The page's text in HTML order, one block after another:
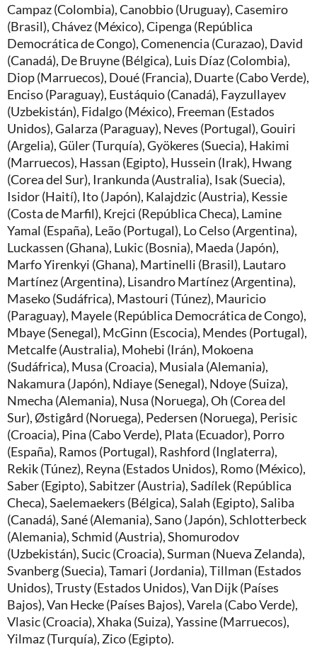
Campaz (Colombia), Canobbio (Uruguay), Casemiro
(Brasil), Chávez (México), Cipenga (República
Democrática de Congo), Comenencia (Curazao), David
(Canadá), De Bruyne (Bélgica), Luis Díaz (Colombia),
Diop (Marruecos), Doué (Francia), Duarte (Cabo Verde),
Enciso (Paraguay), Eustáquio (Canadá), Fayzullayev
(Uzbekistán), Fidalgo (México), Freeman (Estados
Unidos), Galarza (Paraguay), Neves (Portugal), Gouiri
(Argelia), Güler (Turquía), Gyökeres (Suecia), Hakimi
(Marruecos), Hassan (Egipto), Hussein (Irak), Hwang
(Corea del Sur), Irankunda (Australia), Isak (Suecia),
Isidor (Haití), Ito (Japón), Kalajdzic (Austria), Kessie
(Costa de Marfil), Krejci (República Checa), Lamine
Yamal (España), Leão (Portugal), Lo Celso (Argentina),
Luckassen (Ghana), Lukic (Bosnia), Maeda (Japón),
Marfo Yirenkyi (Ghana), Martinelli (Brasil), Lautaro
Martínez (Argentina), Lisandro Martínez (Argentina),
Maseko (Sudáfrica), Mastouri (Túnez), Mauricio
(Paraguay), Mayele (República Democrática de Congo),
Mbaye (Senegal), McGinn (Escocia), Mendes (Portugal),
Metcalfe (Australia), Mohebi (Irán), Mokoena
(Sudáfrica), Musa (Croacia), Musiala (Alemania),
Nakamura (Japón), Ndiaye (Senegal), Ndoye (Suiza),
Nmecha (Alemania), Nusa (Noruega), Oh (Corea del
Sur), Østigård (Noruega), Pedersen (Noruega), Perisic
(Croacia), Pina (Cabo Verde), Plata (Ecuador), Porro
(España), Ramos (Portugal), Rashford (Inglaterra),
Rekik (Túnez), Reyna (Estados Unidos), Romo (México),
Saber (Egipto), Sabitzer (Austria), Sadílek (República
Checa), Saelemaekers (Bélgica), Salah (Egipto), Saliba
(Canadá), Sané (Alemania), Sano (Japón), Schlotterbeck
(Alemania), Schmid (Austria), Shomurodov
(Uzbekistán), Sucic (Croacia), Surman (Nueva Zelanda),
Svanberg (Suecia), Tamari (Jordania), Tillman (Estados
Unidos), Trusty (Estados Unidos), Van Dijk (Países
Bajos), Van Hecke (Países Bajos), Varela (Cabo Verde),
Vlasic (Croacia), Xhaka (Suiza), Yassine (Marruecos),
Yilmaz (Turquía), Zico (Egipto).